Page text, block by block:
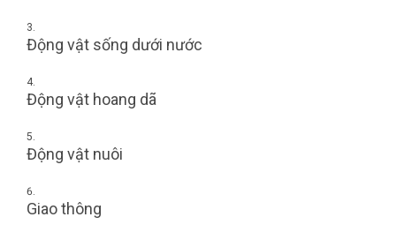
Động vật sống dưới nước
Động vật hoang dã
Động vật nuôi
Giao thông